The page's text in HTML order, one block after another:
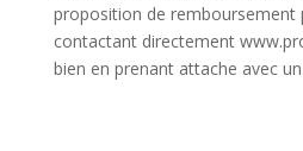
proposition de remboursement
contactant directement
bien en prenant attache avec